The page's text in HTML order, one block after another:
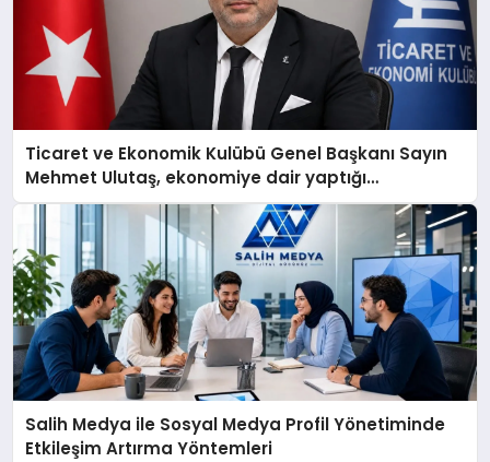
Ticaret ve Ekonomik Kulübü Genel Başkanı Sayın
Mehmet Ulutaş, ekonomiye dair yaptığı
açıklamada şunları kaydetti:
Salih Medya ile Sosyal Medya Profil Yönetiminde
Etkileşim Artırma Yöntemleri